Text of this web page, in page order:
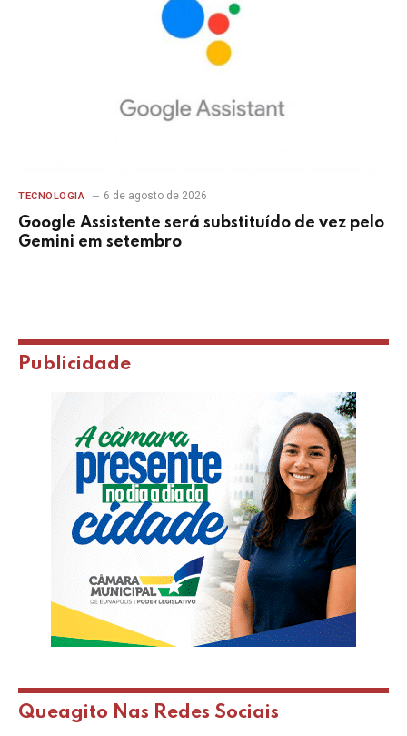
TECNOLOGIA 6 de agosto de 2026
Google Assistente será substituído de vez pelo
Gemini em setembro
Publicidade
Queagito Nas Redes Sociais